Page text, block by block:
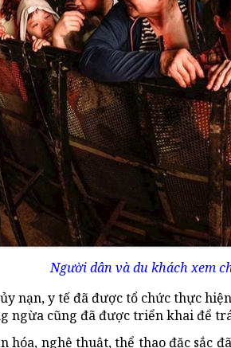
Người dân và du khách xem
nạn, y tế đã được tổ chức thực
ngừa cũng đã được triển khai để
hóa, nghệ thuật, thể thao đặc sắc